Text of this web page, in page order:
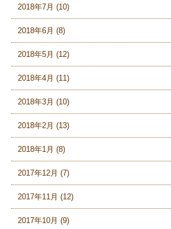
2018年7月 (10)
2018年6月 (8)
2018年5月 (12)
2018年4月 (11)
2018年3月 (10)
2018年2月 (13)
2018年1月 (8)
2017年12月 (7)
2017年11月 (12)
2017年10月 (9)